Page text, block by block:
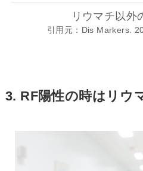
リウマチ以外
引用元：Dis Markers.
3. RF陽性の時はリウ